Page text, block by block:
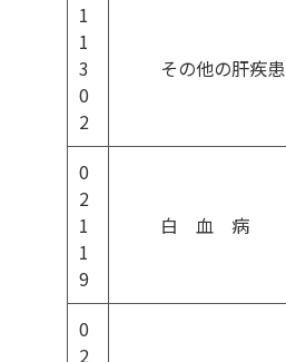
1
1
3
0
2
その他の肝疾患
0
2
1
1
9
白 血 病
0
2